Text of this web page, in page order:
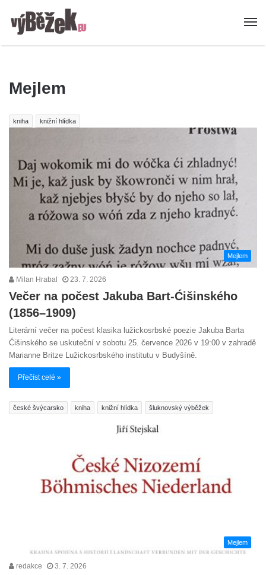
Mejlem
kniha knižní hlídka
Mejlem
Milan Hrabal 23. 7. 2026
Večer na počest Jakuba Bart-Ćišinského
(1856–1909)
Literární večer na počest klasika lužickosrbské poezie Jakuba Barta
Ćišinského se uskuteční v sobotu 25. července 2026 v 19:00 v zahradě
Marianne Britze Lužickosrbského institutu v Budyšíně.
Přečíst celé »
české švýcarsko kniha knižní hlídka šluknovský výběžek
Mejlem
redakce 3. 7. 2026